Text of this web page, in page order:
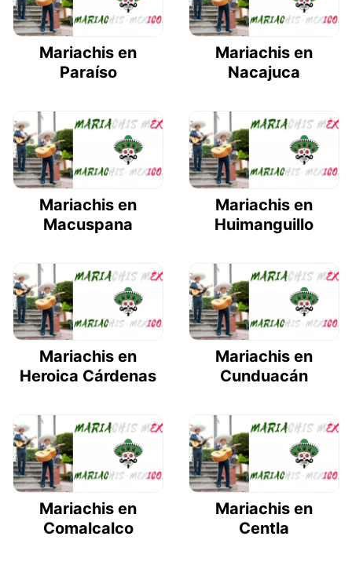
Mariachis en
Paraíso
Mariachis en
Nacajuca
Mariachis en
Macuspana
Mariachis en
Huimanguillo
Mariachis en
Heroica Cárdenas
Mariachis en
Cunduacán
Mariachis en
Comalcalco
Mariachis en
Centla